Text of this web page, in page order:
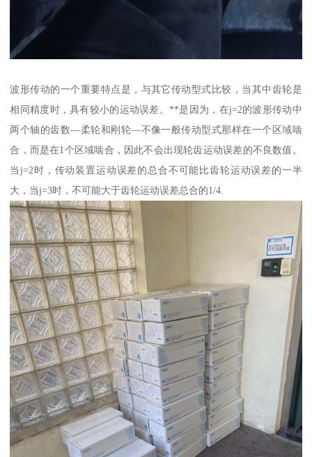
波形传动的一个重要特点是，与其它传动型式比较，当其中齿轮是
相同精度时，具有较小的运动误差。**是因为，在j=2的波形传动中
两个轴的齿数—柔轮和刚轮—不像一般传动型式那样在一个区域啮
合，而是在1个区域啮合，因此不会出现轮齿运动误差的不良数值。
当j=2时，传动装置运动误差的总合不可能比齿轮运动误差的一半
大，当j=3时，不可能大于齿轮运动误差总合的1/4.